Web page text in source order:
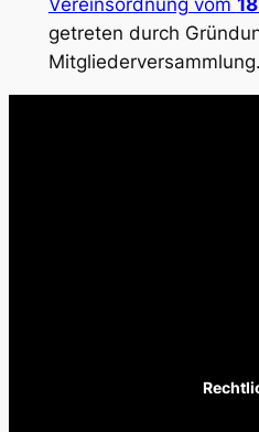
getreten durch
Mitgliederversammlung.